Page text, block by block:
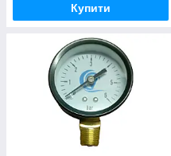
Купити